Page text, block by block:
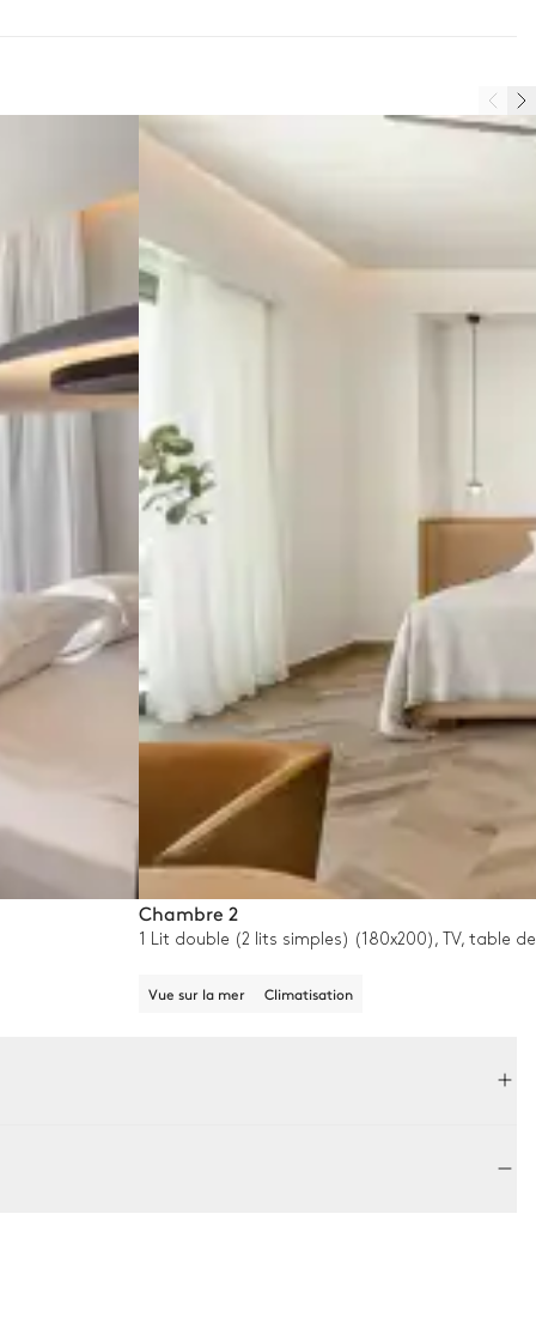
Chambre 2
1 Lit double (2 lits simples) (180x200), TV, table
Vue sur la mer Climatisation